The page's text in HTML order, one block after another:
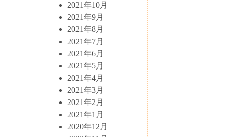
2021年10月
2021年9月
2021年8月
2021年7月
2021年6月
2021年5月
2021年4月
2021年3月
2021年2月
2021年1月
2020年12月